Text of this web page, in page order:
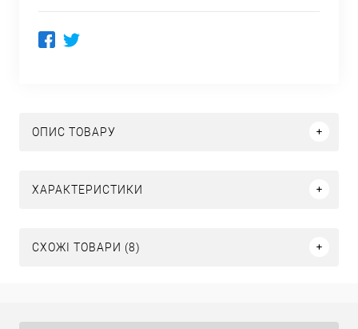
ОПИС ТОВАРУ
ХАРАКТЕРИСТИКИ
СХОЖІ ТОВАРИ (8)